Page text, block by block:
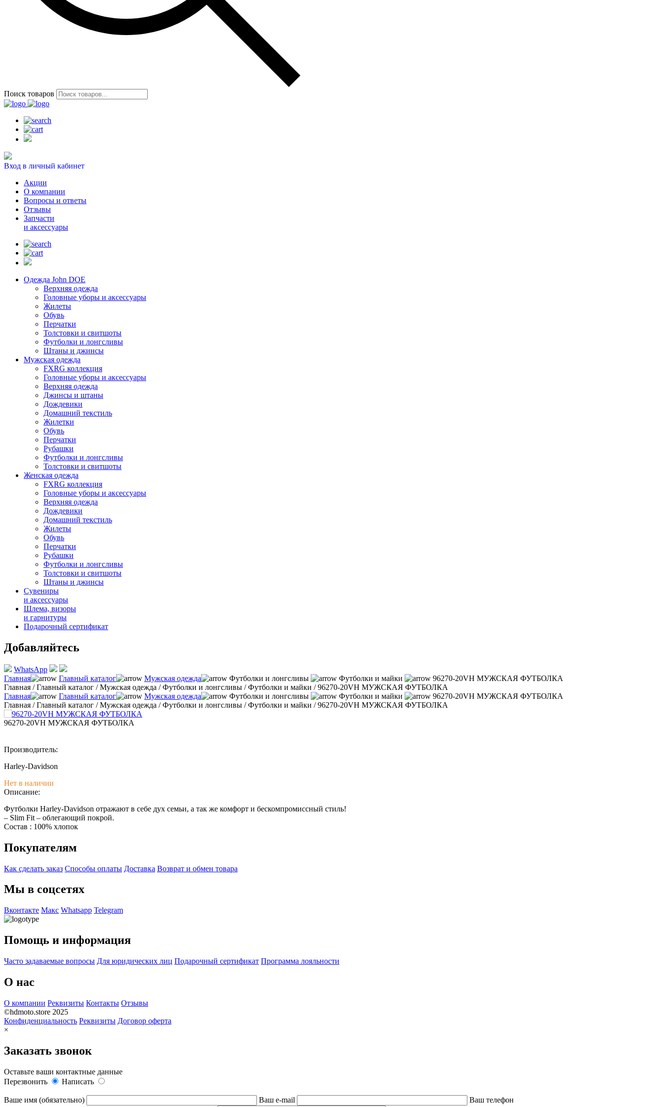
Поиск товаров
Вход в личный кабинет
Акции
О компании
Вопросы и ответы
Отзывы
Запчасти
и аксессуары
Одежда John DOE
Верхняя одежда
Головные уборы и аксессуары
Жилеты
Обувь
Перчатки
Толстовки и свитшоты
Футболки и лонгсливы
Штаны и джинсы
Мужская одежда
FXRG коллекция
Головные уборы и аксессуары
Верхняя одежда
Джинсы и штаны
Дождевики
Домашний текстиль
Жилетки
Обувь
Перчатки
Рубашки
Футболки и лонгсливы
Толстовки и свитшоты
Женская одежда
FXRG коллекция
Головные уборы и аксессуары
Верхняя одежда
Дождевики
Домашний текстиль
Жилеты
Обувь
Перчатки
Рубашки
Футболки и лонгсливы
Толстовки и свитшоты
Штаны и джинсы
Сувениры
и аксессуары
Шлема, визоры
и гарнитуры
Подарочный сертификат
Добавляйтесь
WhatsApp
Главная
Главный каталог Мужская одежда Футболки и лонгсливы Футболки и майки
96270-20VH МУЖСКАЯ ФУТБОЛКА
Главная /Главный каталог /Мужская одежда /Футболки и лонгсливы /Футболки и майки /96270-20VH МУЖСКАЯ ФУТБОЛКА
Главная
Главный каталог Мужская одежда Футболки и лонгсливы Футболки и майки
96270-20VH МУЖСКАЯ ФУТБОЛКА
Главная /Главный каталог /Мужская одежда /Футболки и лонгсливы /Футболки и майки /96270-20VH МУЖСКАЯ ФУТБОЛКА
96270-20VH МУЖСКАЯ ФУТБОЛКА
Производитель:
Harley-Davidson
Нет в наличии
Описание:
Футболки Harley-Davidson отражают в себе дух семьи, а так же комфорт и бескомпромиссный стиль!
– Slim Fit – облегающий покрой.
Состав : 100% хлопок
Покупателям
Как сделать заказ Способы оплаты Доставка Возврат и обмен товара
Мы в соцсетях
Вконтакте Макс Whatsapp Telegram
Помощь и информация
Часто задаваемые вопросы Для юридических лиц Подарочный сертификат Программа лояльности
О нас
О компании Реквизиты Контакты Отзывы
©hdmoto.store 2025
Конфиденциальность Реквизиты Договор оферта
×
Заказать звонок
Оставьте ваши контактные данные
Перезвонить
Написать
Ваше имя (обязательно) Ваш e-mail Ваш телефон